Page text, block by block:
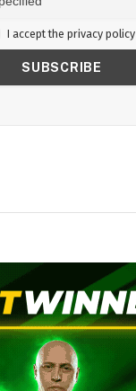
I accept the privacy policy